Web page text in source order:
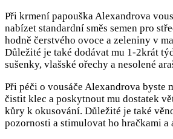
Při krmení papouška Alexandrova
nabízet standardní směs semen pro
hodně čerstvého ovoce a zeleniny v
Důležité je také dodávat mu 1-2krát
sušenky, vlašské ořechy a nesolené
Při péči o vousáče Alexandrova byste
čistit klec a poskytnout mu dostatek
kůry k okusování. Důležité je také
pozornosti a stimulovat ho hračkami a